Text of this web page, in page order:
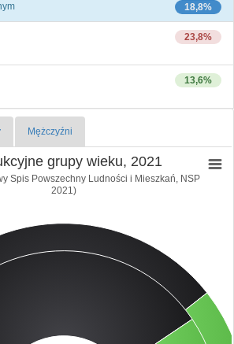
18,8%
23,8%
13,6%
Mężczyźni
grupy wieku, 2021
Spis Powszechny Ludności i Mieszkań, NSP
2021)